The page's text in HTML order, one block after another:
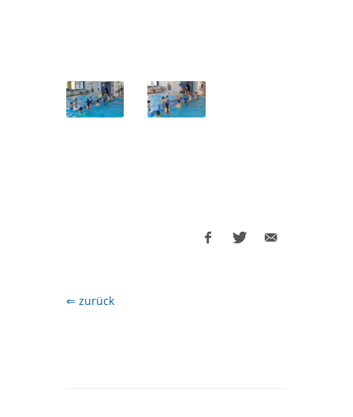
⇐ zurück